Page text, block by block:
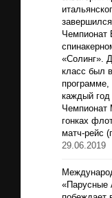
Чемпионат
«Солинг».
класс был
программе,
каждый
Чемпионат
гонках
матч-рейс
29.06.2019
«Парусные